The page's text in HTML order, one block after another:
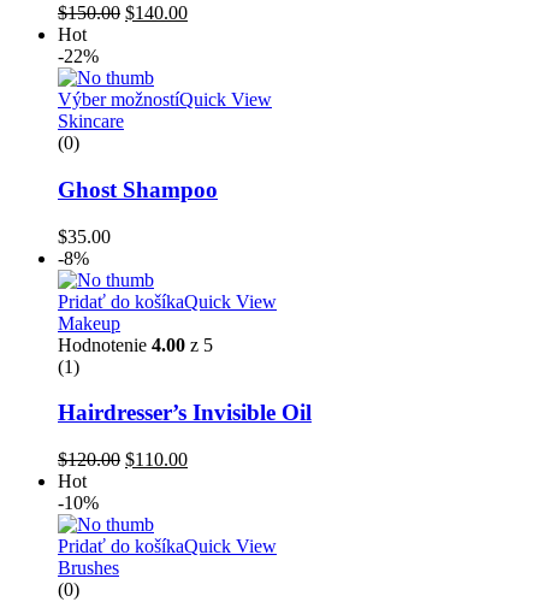
$150.00 Pôvodná
$150.00.
$140.00Aktuálna
Hot
-22%
Výber možnostíQuick View
Skincare
(0)
Ghost Shampoo
$35.00
-8%
Pridať do košíkaQuick View
Makeup
Hodnotenie 4.00 z 5
(1)
Hairdresser’s Invisible Oil
$120.00 Pôvodná
$120.00.
$110.00Aktuálna
Hot
-10%
Pridať do košíkaQuick View
Brushes
(0)